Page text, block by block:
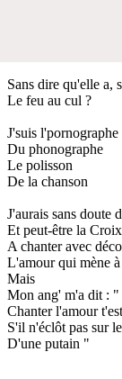
Sans dire qu'elle a,
Le feu au cul ?
J'suis l'pornographe
Du phonographe
Le polisson
De la chanson
J'aurais sans doute
Et peut-être la
A chanter avec
L'amour qui mène
Mais
Mon ang' m'a dit :
Chanter l'amour
S'il n'éclôt pas sur
D'une putain "